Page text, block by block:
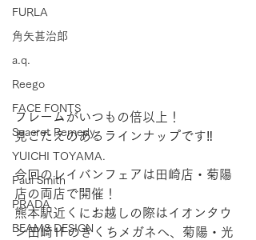
FURLA
角矢甚治郎
a.q.
Reego
FACE FONTS
Seacret Remedy
YUICHI TOYAMA.
Paul Smith
PRADA
BEAMS DESIGN
フレームがいつもの倍以上！
見ごたえのあるラインナップです‼
今回のレイバンフェアは田崎店・菊陽
店の両店で開催！
熊本駅近くにお越しの際はイオンタウ
ン田崎1Fのきくちメガネへ、菊陽・光